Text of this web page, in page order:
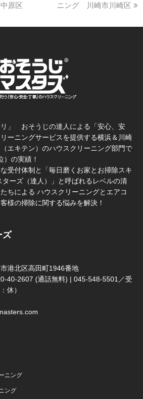
原区
ニング 川崎市川崎区
リ」 おそうじの達人による「安心、安
ーニングサービスを提供する横浜＆川崎
エキテン）のハウスクリーニング部門で
の実績！
な受付体制と「毎日磨くお家とお掃除スキ
ターズ（達人）」と呼ばれるレベルの清
ちによる ハウスクリーニングとエアコ
様の掃除に関する悩みを解決！
ズ
港北区高田町1946番地
40-2607 (通話無料) | 045-548-5501／受
休）
ニング
ング